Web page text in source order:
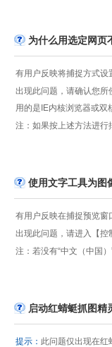
为什么用选定网页
有用户反映将捕捉方式设
出现此问题，请确认您
用的是IE内核浏览器或双
注：如果按上述方法进
使用文字工具为图
有用户反映在捕捉预览窗
出现此问题，请进入【控
注：若没有“中文（中国
启动红蜻蜓抓图
提示： 此问题仅出现在